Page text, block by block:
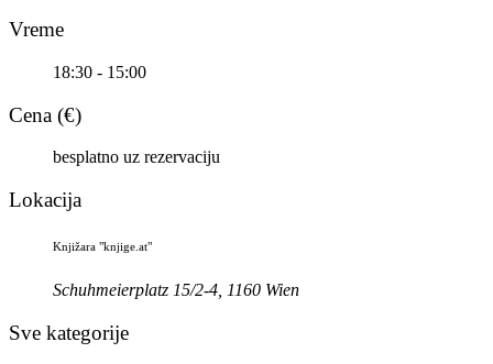
Vreme
18:30 - 15:00
Cena (€)
besplatno uz rezervaciju
Lokacija
Knjižara "knjige.at"
Schuhmeierplatz 15/2-4, 1160 Wien
Sve kategorije